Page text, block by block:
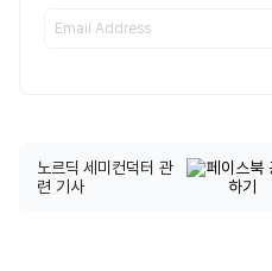
노르딕 세미컨덕터 관
련 기사